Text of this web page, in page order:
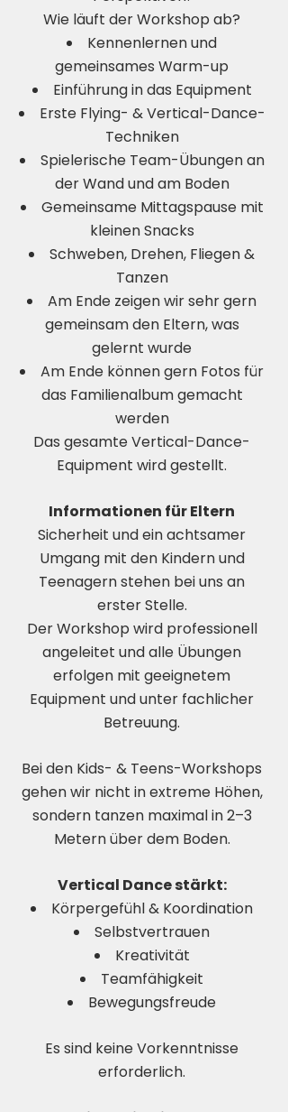
Wie läuft der Workshop ab?
Kennenlernen und
gemeinsames Warm-up
Einführung in das Equipment
Erste Flying- & Vertical-Dance-
Techniken
Spielerische Team-Übungen an
der Wand und am Boden
Gemeinsame Mittagspause mit
kleinen Snacks
Schweben, Drehen, Fliegen &
Tanzen
Am Ende zeigen wir sehr gern
gemeinsam den Eltern, was
gelernt wurde
Am Ende können gern Fotos für
das Familienalbum gemacht
werden
Das gesamte Vertical-Dance-
Equipment wird gestellt.
Informationen für Eltern
Sicherheit und ein achtsamer
Umgang mit den Kindern und
Teenagern stehen bei uns an
erster Stelle.
Der Workshop wird professionell
angeleitet und alle Übungen
erfolgen mit geeignetem
Equipment und unter fachlicher
Betreuung.
Bei den Kids- & Teens-Workshops
gehen wir nicht in extreme Höhen,
sondern tanzen maximal in 2–3
Metern über dem Boden.
Vertical Dance stärkt:
Körpergefühl & Koordination
Selbstvertrauen
Kreativität
Teamfähigkeit
Bewegungsfreude
Es sind keine Vorkenntnisse
erforderlich.